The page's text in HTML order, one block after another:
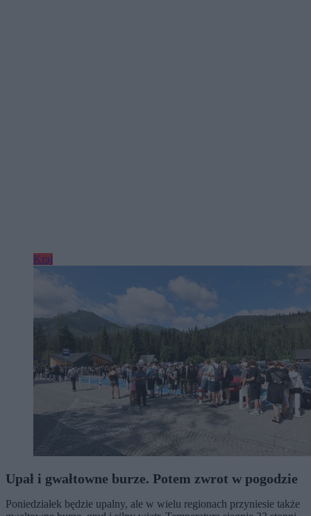
Kraj
Upał i gwałtowne burze. Potem zwrot w pogodzie
Poniedziałek będzie upalny, ale w wielu regionach przyniesie także